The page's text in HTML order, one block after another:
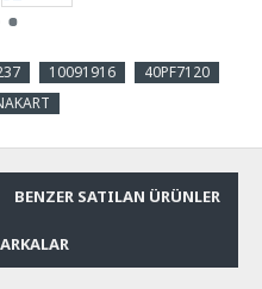
10091916
40PF7120
BENZER SATILAN ÜRÜNLER